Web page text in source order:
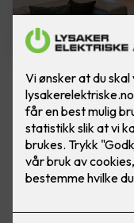
Sort
Ferdig montert